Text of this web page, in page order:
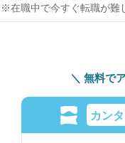
※在職中で今すぐ転職が難
無料で
カン